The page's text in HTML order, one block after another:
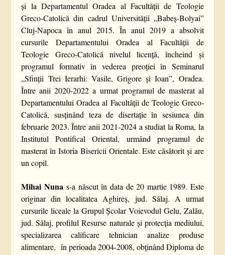
și la Departamentul Oradea al Facultății de Teologie
Greco-Catolică din cadrul Universității „Babeș-Bolyai”
Cluj-Napoca în anul 2015. În anul 2019 a absolvit
cursurile Departamentului Oradea al Facultății de
Teologie Greco-Catolică nivelul licență, încheind și
programul formativ în vederea preoției în Seminarul
„Sfinții Trei Ierarhi: Vasile, Grigore și Ioan”, Oradea.
Între anii 2020-2022 a urmat programul de masterat al
Departamentului Oradea al Facultății de Teologie Greco-
Catolică, susținând teza de disertație în sesiunea din
februarie 2023. Între anii 2021-2024 a studiat la Roma, la
Institutul Pontifical Oriental, urmând programul de
masterat în Istoria Bisericii Orientale. Este căsătorit și are
un copil.
Mihai Nuna s-a născut în data de 20 martie 1989. Este
originar din localitatea Aghireș, jud. Sălaj. A urmat
cursurile liceale la Grupul Școlar Voievodul Gelu, Zalău,
jud. Sălaj, profilul Resurse naturale și protecția mediului,
specializarea calificare tehnician analize produse
alimentare, în perioada 2004-2008, obținând Diploma de